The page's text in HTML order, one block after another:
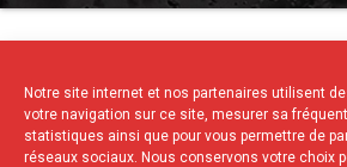
Notre site internet et nos partenaires utilisent
votre navigation sur ce site, mesurer sa
statistiques ainsi que pour vous permettre de
réseaux sociaux. Nous conservons votre choix